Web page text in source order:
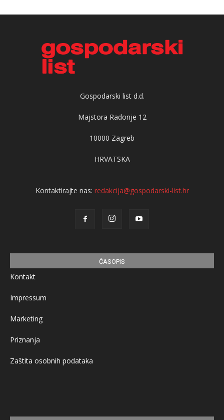
Gospodarski list d.d.
Majstora Radonje 12
10000 Zagreb
HRVATSKA
Kontaktirajte nas: redakcija@gospodarski-list.hr
ČASOPIS
Kontakt
Impressum
Marketing
Priznanja
Zaštita osobnih podataka